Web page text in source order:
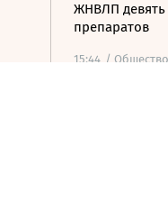
ЖНВЛП девять
препаратов
15:44 / Общество